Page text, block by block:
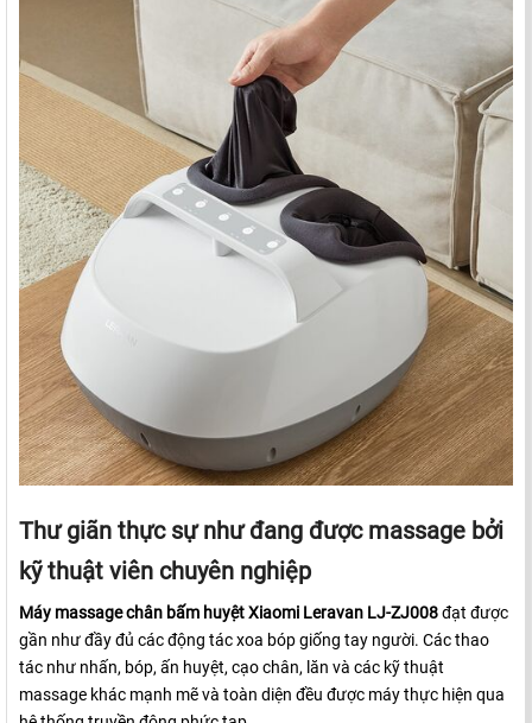
Thư giãn thực sự như đang được massage bởi
kỹ thuật viên chuyên nghiệp
Máy massage chân bấm huyệt Xiaomi Leravan LJ-ZJ008đạt được
gần như đầy đủ các động tác xoa bóp giống tay người. Các thao
tác như nhấn, bóp, ấn huyệt, cạo chân, lăn và các kỹ thuật
massage khác mạnh mẽ và toàn diện đều được máy thực hiện qua